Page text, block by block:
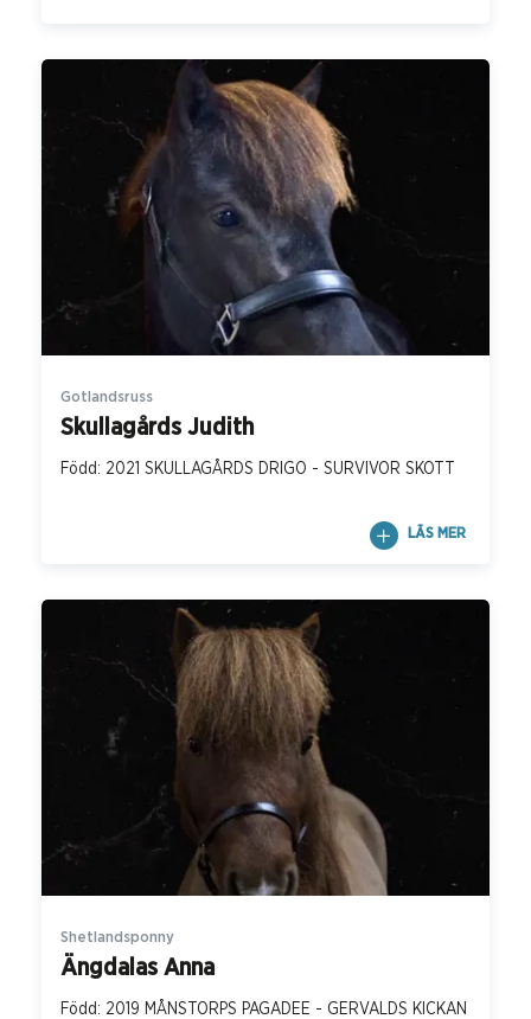
Gotlandsruss
Skullagårds Judith
Född: 2021 SKULLAGÅRDS DRIGO - SURVIVOR SKOTT
LÄS MER
Shetlandsponny
Ängdalas Anna
Född: 2019 MÅNSTORPS PAGADEE - GERVALDS KICKAN